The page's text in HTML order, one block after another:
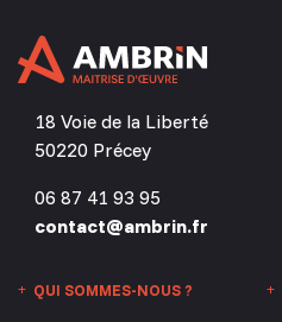
18 Voie de la Liberté
50220 Précey
06 87 41 93 95
contact@ambrin.fr
QUI SOMMES-NOUS ?